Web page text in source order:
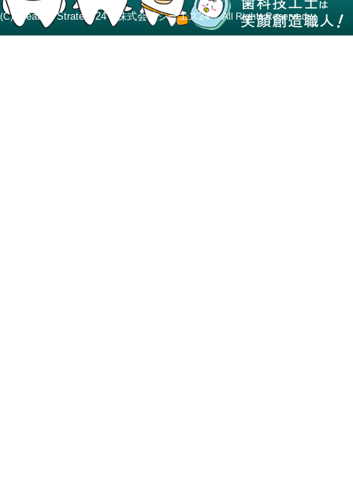
(C) Creative Strategy24 株式会社シーエス24All Rights Reserved.